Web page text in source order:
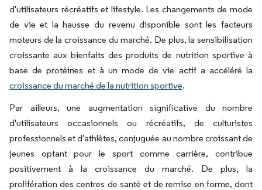
d'utilisateurs récréatifs et lifestyle. Les changements de mode
de vie et la hausse du revenu disponible sont les facteurs
moteurs de la croissance du marché. De plus, la sensibilisation
croissante aux bienfaits des produits de nutrition sportive à
base de protéines et à un mode de vie actif a accéléré la
croissance du marché de la nutrition sportive.
Par ailleurs, une augmentation significative du nombre
d'utilisateurs occasionnels ou récréatifs, de culturistes
professionnels et d'athlètes, conjuguée au nombre croissant de
jeunes optant pour le sport comme carrière, contribue
positivement à la croissance du marché. De plus, la
prolifération des centres de santé et de remise en forme, dont